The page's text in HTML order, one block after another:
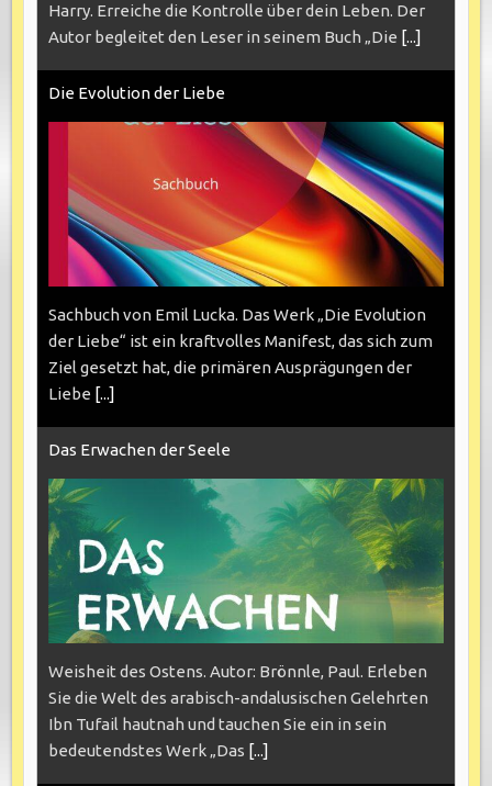
Harry. Erreiche die Kontrolle über dein Leben. Der
Autor begleitet den Leser in seinem Buch „Die [...]
Die Evolution der Liebe
Sachbuch von Emil Lucka. Das Werk „Die Evolution
der Liebe“ ist ein kraftvolles Manifest, das sich zum
Ziel gesetzt hat, die primären Ausprägungen der
Liebe [...]
Das Erwachen der Seele
Weisheit des Ostens. Autor: Brönnle, Paul. Erleben
Sie die Welt des arabisch-andalusischen Gelehrten
Ibn Tufail hautnah und tauchen Sie ein in sein
bedeutendstes Werk „Das [...]